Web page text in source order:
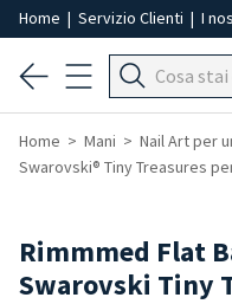
Home | Servizio Clienti | I
Home Mani
Nail Art per
Swarovski® Tiny Treasures
Rimmmed Flat
Swarovski Tiny